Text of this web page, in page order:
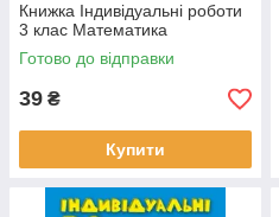
Книжка Індивідуальні роботи
3 клас Математика
Готово до відправки
39 ₴
Купити